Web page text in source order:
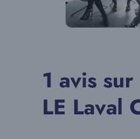
1 avis
LE Laval